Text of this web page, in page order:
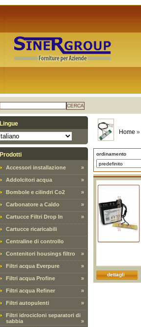
CERCA
Lingue
Prodotti
Accessori installazione »
Addolcitori acqua »
Bombole e cilindri Co2 »
Carbonatore a Caldo »
Cartucce Filtri Drop In »
Cartucce ricaricabili
Centraline di controllo
Contenitori housings filtro »
Filtri acqua Everpure »
Filtri acqua Profine »
Filtri acqua Refiner »
Filtri autopulenti »
Filtri idrocicloni separatori di
sabbia
»
Home »
ordinamento
dettagli